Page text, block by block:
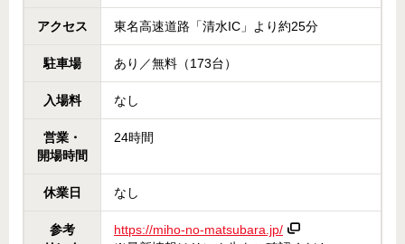
アクセス 東名高速道路「清水IC」より約25分
駐車場 あり／無料（173台）
入場料 なし
営業・
開場時間
24時間
休業日 なし
参考
https://miho-no-matsubara.jp/